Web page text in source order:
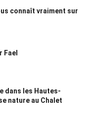
connaît vraiment sur
Fael
dans les Hautes-
nature au Chalet